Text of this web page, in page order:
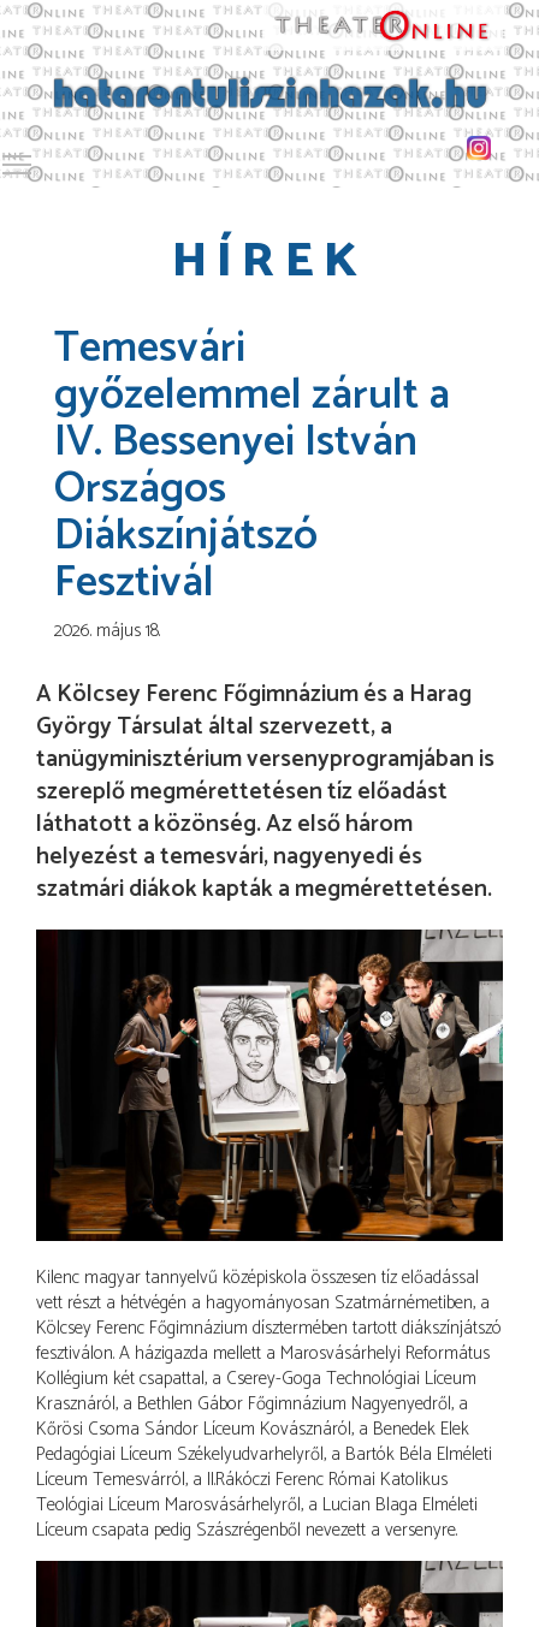
Toggle main menu visibility
HÍREK
Temesvári
győzelemmel zárult a
IV. Bessenyei István
Országos
Diákszínjátszó
Fesztivál
2026. május 18.
A Kölcsey Ferenc Főgimnázium és a Harag
György Társulat által szervezett, a
tanügyminisztérium versenyprogramjában is
szereplő megmérettetésen tíz előadást
láthatott a közönség. Az első három
helyezést a temesvári, nagyenyedi és
szatmári diákok kapták a megmérettetésen.
Kilenc magyar tannyelvű középiskola összesen tíz előadással
vett részt a hétvégén a hagyományosan Szatmárnémetiben, a
Kölcsey Ferenc Főgimnázium dísztermében tartott diákszínjátszó
fesztiválon. A házigazda mellett a Marosvásárhelyi Református
Kollégium két csapattal, a Cserey-Goga Technológiai Líceum
Krasznáról, a Bethlen Gábor Főgimnázium Nagyenyedről, a
Kőrösi Csoma Sándor Líceum Kovásznáról, a Benedek Elek
Pedagógiai Líceum Székelyudvarhelyről, a Bartók Béla Elméleti
Líceum Temesvárról, a II.Rákóczi Ferenc Római Katolikus
Teológiai Líceum Marosvásárhelyről, a Lucian Blaga Elméleti
Líceum csapata pedig Szászrégenből nevezett a versenyre.